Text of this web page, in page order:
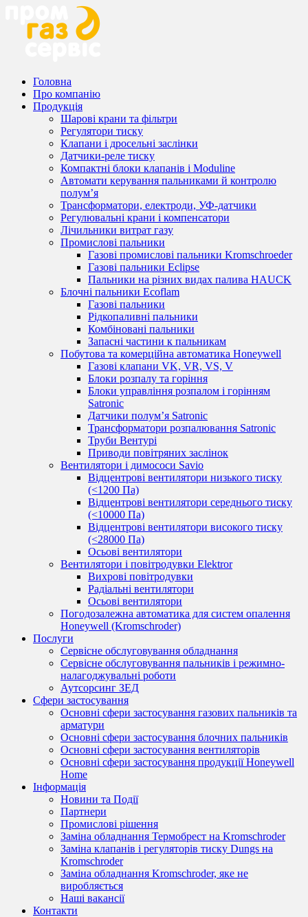
Головна
Про компанію
Продукція
Шарові крани та фільтри
Регулятори тиску
Клапани і дросельні заслінки
Датчики-реле тиску
Компактні блоки клапанів і Moduline
Автомати керування пальниками й контролю
полум’я
Трансформатори, електроди, УФ-датчики
Регулювальні крани і компенсатори
Лічильники витрат газу
Промислові пальники
Газові промислові пальники Kromschroeder
Газові пальники Eclipse
Пальники на різних видах палива HAUCK
Блочні пальники Ecoflam
Газові пальники
Рідкопаливні пальники
Комбіновані пальники
Запасні частини к пальникам
Побутова та комерційна автоматика Honeywell
Газові клапани VK, VR, VS, V
Блоки розпалу та горіння
Блоки управління розпалом і горінням
Satronic
Датчики полум’я Satronic
Трансформатори розпалювання Satronic
Труби Вентурі
Приводи повітряних заслінок
Вентилятори і димососи Savio
Відцентрові вентилятори низького тиску
(<1200 Па)
Відцентрові вентилятори середнього тиску
(<10000 Па)
Відцентрові вентилятори високого тиску
(<28000 Па)
Осьові вентилятори
Вентилятори і повітродувки Elektror
Вихрові повітродувки
Радіальні вентилятори
Осьові вентилятори
Погодозалежна автоматика для систем опалення
Honeywell (Kromschroder)
Послуги
Сервісне обслуговування обладнання
Сервісне обслуговування пальників і режимно-
налагоджувальні роботи
Аутсорсинг ЗЕД
Сфери застосування
Основні сфери застосування газових пальників та
арматури
Основні сфери застосування блочних пальників
Основні сфери застосування вентиляторів
Основні сфери застосування продукції Honeywell
Home
Інформація
Новини та Події
Партнери
Промислові рішення
Заміна обладнання Термобрест на Kromschroder
Заміна клапанів і регуляторів тиску Dungs на
Kromschroder
Заміна обладнання Kromschroder, яке не
виробляється
Наші вакансії
Контакти